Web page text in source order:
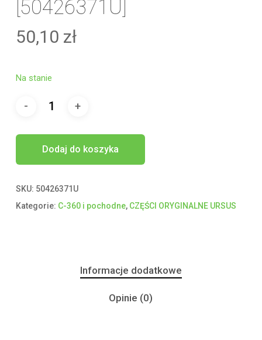
[50426371U]
50,10 zł
Na stanie
Dodaj do koszyka
SKU: 50426371U
Kategorie: C-360 i pochodne, CZĘŚCI ORYGINALNE URSUS
Informacje dodatkowe
Opinie (0)